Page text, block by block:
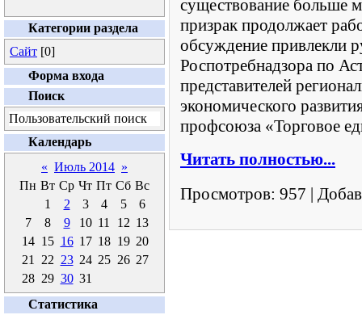
Категории раздела
Сайт [0]
Форма входа
Поиск
Пользовательский поиск
Календарь
« Июль 2014 »
Пн Вт Ср Чт Пт Сб Вс
1
2 3 4 5
6
7
8 9 10 11 12 13
14 15 16 17 18 19 20
21
22 23 24 25 26 27
28 29 30 31
Статистика
существование больше
призрак продолжает
обсуждение привлекли
Роспотребнадзора по
представителей
экономического
профсоюза «Торговое
Читать полностью...
Просмотров: 957 |